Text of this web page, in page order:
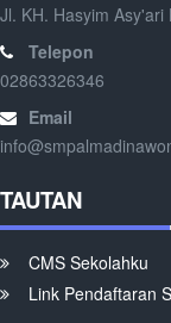
Jl. KH. Hasyim
Telepon
02863326346
Email
TAUTAN
CMS Sekolahku
Link Pendaftaran